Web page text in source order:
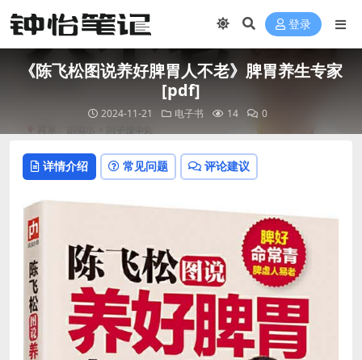
登录
《陈飞松图说养好脾胃人不老》脾胃养生专家
[pdf]
2024-11-21 电子书 14 0
详情介绍 常见问题 评论建议